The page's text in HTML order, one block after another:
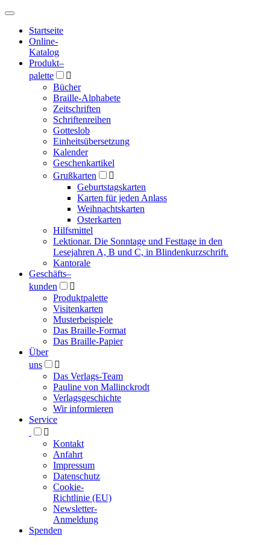
Hauptmenü
Hauptmenü
Startseite
Online-
Katalog
Produkt–
palette

Bücher
Braille-Alphabete
Zeitschriften
Schriftenreihen
Gotteslob
Einheitsübersetzung
Kalender
Geschenkartikel
Grußkarten

Geburtstagskarten
Karten für jeden Anlass
Weihnachtskarten
Osterkarten
Hilfsmittel
Lektionar. Die Sonntage und Festtage in den
Lesejahren A, B und C, in Blindenkurzschrift.
Kantorale
Geschäfts­–
kunden

Produktpalette
Visitenkarten
Musterbeispiele
Das Braille-Format
Das Braille-Papier
Über
uns

Das Verlags-Team
Pauline von Mallinckrodt
Verlagsgeschichte
Wir informieren
Service

Kontakt
Anfahrt
Impressum
Datenschutz
Cookie-
Richtlinie (EU)
Newsletter-
Anmeldung
Spenden